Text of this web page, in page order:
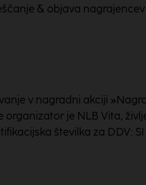
& objava nagrajencev
v nagradni akciji
je NLB Vita,
številka za DDV: